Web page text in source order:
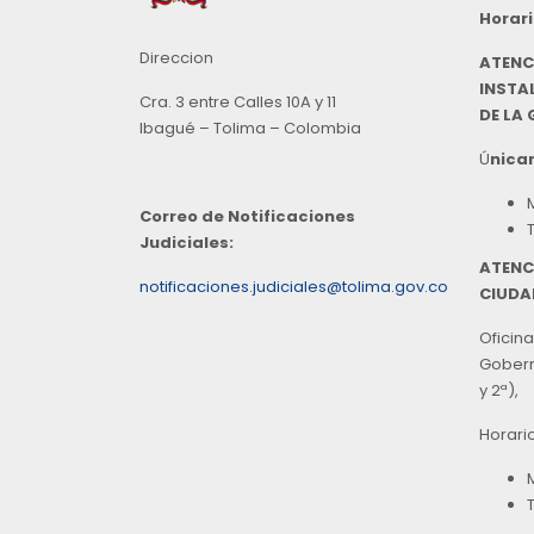
Direccion
Cra. 3 entre Calles 10A y 11
Ibagué – Tolima – Colombia
Correo de Notificaciones
Judiciales:
notificaciones.judiciales@tolima.gov.co
DE LA
Ú
y 2ª),